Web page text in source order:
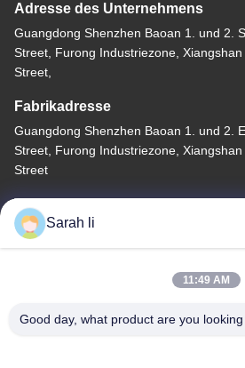
Adresse des Unternehmens
Guangdong Shenzhen Baoan 1. und 2.
Street, Furong Industriezone,
Street,
Fabrikadresse
Guangdong Shenzhen Baoan 1. und 2.
Street, Furong Industriezone,
Street
Telefone
86-0755-27097532-8:30
Sarah li
11:49 AM
Good day, what product are you